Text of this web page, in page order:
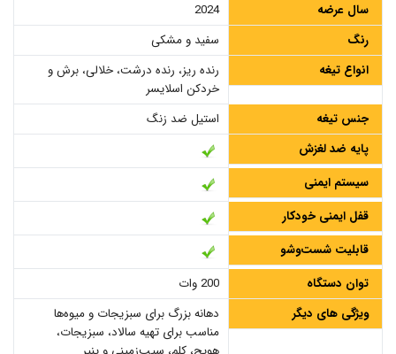
سال عرضه
2024
رنگ
سفید و مشکی
انواع تیغه
رنده ریز، رنده درشت، خلالی، برش و
خردکن اسلایسر
جنس تیغه
استیل ضد زنگ
پایه ضد لغزش
سیستم ایمنی
قفل ایمنی خودکار
قابلیت شست‌وشو
توان دستگاه
200 وات
ویژگی های دیگر
دهانه بزرگ برای سبزیجات و میوه‌ها
مناسب برای تهیه سالاد، سبزیجات،